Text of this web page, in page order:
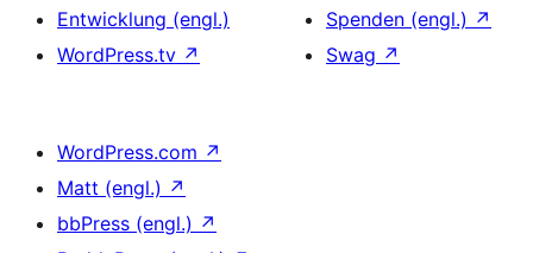
Entwicklung (engl.)
WordPress.tv ↗
Spenden (engl.) ↗
Swag ↗
WordPress.com ↗
Matt (engl.) ↗
bbPress (engl.) ↗